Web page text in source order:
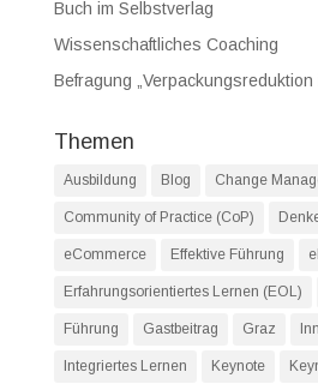
Buch im Selbstverlag
Wissenschaftliches Coaching
Befragung „Verpackungsreduktion
Themen
Ausbildung Blog Change
Community of Practice (CoP)
eCommerce Effektive Führung
Erfahrungsorientiertes Lernen (EOL)
Führung Gastbeitrag Graz
Integriertes Lernen Keynote